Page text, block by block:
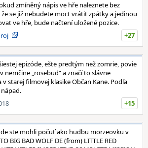
zmíněný nápis ve hře naleznete bez
se již nebudete moct vrátit zpátky a jedinou
ve hře, bude načtení uložené pozice.
+27
epizóde, ešte predtým než zomrie, povie
nemčine „rosebud“ a značí to slávne
v starej filmovej klasike Občan Kane. Podľa
+15
ste mohli počuť ako hudbu morzeovku v
BIG BAD WOLF DE (from) LITTLE RED